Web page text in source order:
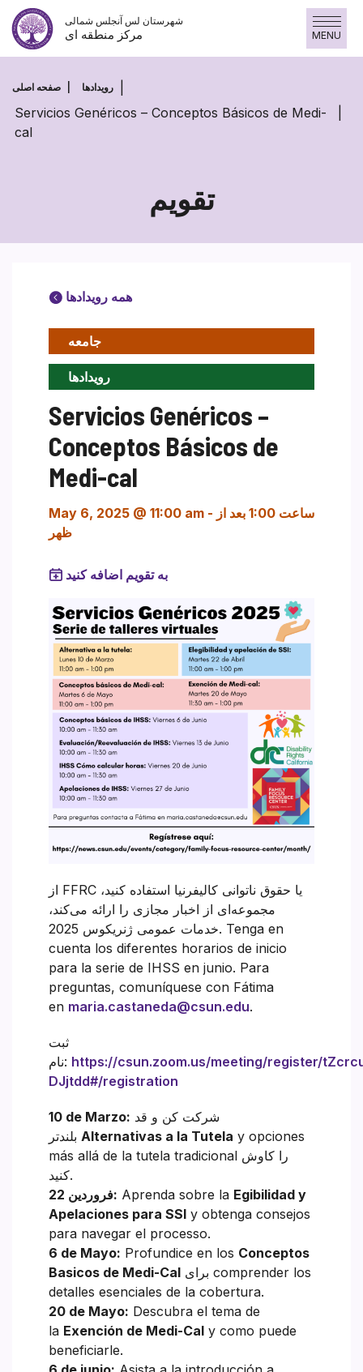
پرش
محتوا
شهرستان لس آنجلس شمالی
مرکز منطقه ای MENU
صفحه اصلی رویدادها
Servicios Genéricos – Conceptos Básicos de Medi-
cal
تقویم
همه رویدادها
جامعه
رویدادها
Servicios Genéricos –
Conceptos Básicos de
Medi-cal
May 6, 2025 @ 11:00 am - ساعت 1:00 بعد از
ظهر
به تقویم اضافه کنید
از FFRC یا حقوق ناتوانی کالیفرنیا استفاده کنید،
مجموعه‌ای از اخبار مجازی را ارائه می‌کند،
خدمات عمومی ژنریکوس 2025. Tenga en
cuenta los diferentes horarios de inicio
para la serie de IHSS en junio. Para
preguntas, comuníquese con Fátima
en maria.castaneda@csun.edu.
ثبت
نام: https://csun.zoom.us/meeting/register/
DJjtdd#/registration
10 de Marzo:
Alternativas a la Tutela y opciones
más allá de la tutela tradicional را کاوش
کنید.
22 فروردین: Aprenda sobre la Egibilidad y
Apelaciones para SSI y obtenga consejos
para navegar el processo.
6 de Mayo: Profundice en los Conceptos
Basicos de Medi-Cal
detalles esenciales de la cobertura.
20 de Mayo: Descubra el tema de
la Exención de Medi-Cal y como puede
beneficiarle.